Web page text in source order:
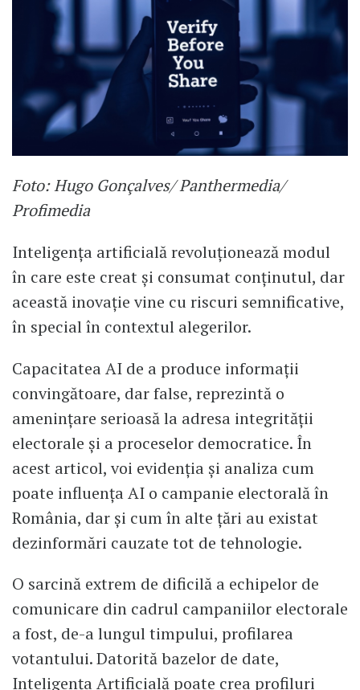
​Foto: Hugo Gonçalves/ Panthermedia/
Profimedia
Inteligența artificială revoluționează modul
în care este creat și consumat conținutul, dar
această inovație vine cu riscuri semnificative,
în special în contextul alegerilor.
Capacitatea AI de a produce informații
convingătoare, dar false, reprezintă o
amenințare serioasă la adresa integrității
electorale și a proceselor democratice. În
acest articol, voi evidenția și analiza cum
poate influența AI o campanie electorală în
România, dar și cum în alte țări au existat
dezinformări cauzate tot de tehnologie.
O sarcină extrem de dificilă a echipelor de
comunicare din cadrul campaniilor electorale
a fost, de-a lungul timpului, profilarea
votantului. Datorită bazelor de date,
Inteligența Artificială poate crea profiluri